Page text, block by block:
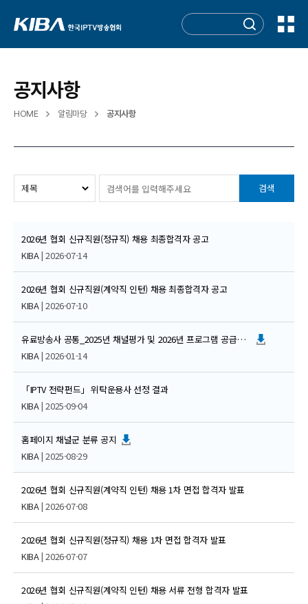
공지사항
HOME 알림마당 공지사항
검색
2026년 협회 신규직원(정규직) 채용 최종합격자 공고
KIBA| 2026-07-14
2026년 협회 신규직원(계약직 인턴) 채용 최종합격자 공고
KIBA| 2026-07-10
유료방송사 공통_2025년 채널평가 및 2026년 프로그램 공급제안서 안내
KIBA| 2026-01-14
「IPTV 전략펀드」 위탁운용사 선정 결과
KIBA| 2025-09-04
홈페이지 채널군 분류 공지
KIBA| 2025-08-29
2026년 협회 신규직원(계약직 인턴) 채용 1차 면접 합격자 발표
KIBA| 2026-07-08
2026년 협회 신규직원(정규직) 채용 1차 면접 합격자 발표
KIBA| 2026-07-07
2026년 협회 신규직원(계약직 인턴) 채용 서류 전형 합격자 발표